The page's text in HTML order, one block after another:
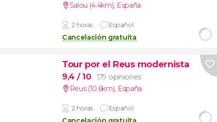
Salou (4.4km), España
2 horas Español
Cancelación gratuita
Tour por el Reus modernista
9,4 / 10
179 opiniones
Reus (10.6km), España
2 horas Español